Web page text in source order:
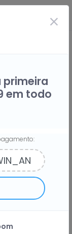
e
de
primeira
em todo